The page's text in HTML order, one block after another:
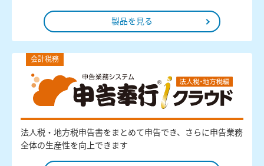
製品を見る
会計税務
法人税・地方税申告書をまとめて申告でき、さらに申告業務
全体の生産性を向上できます